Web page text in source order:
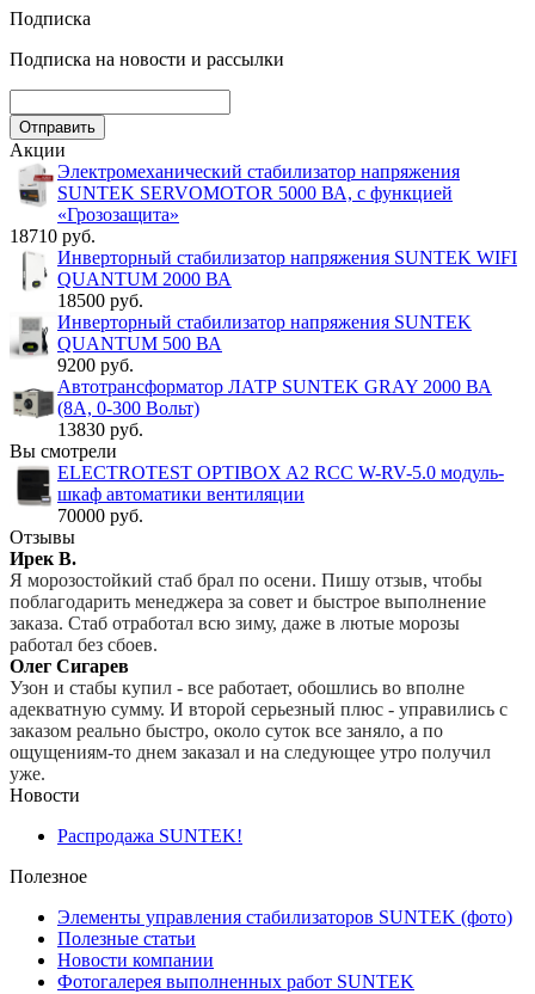
Подписка
Подписка на новости и рассылки
Акции
Электромеханический стабилизатор напряжения
SUNTEK SERVOMOTOR 5000 ВА, с функцией
«Грозозащита»
18710 руб.
Инверторный стабилизатор напряжения SUNTEK WIFI
QUANTUM 2000 ВА
18500 руб.
Инверторный стабилизатор напряжения SUNTEK
QUANTUM 500 ВА
9200 руб.
Автотрансформатор ЛАТР SUNTEK GRAY 2000 ВА
(8А, 0-300 Вольт)
13830 руб.
Вы смотрели
ELECTROTEST OPTIBOX A2 RCC W-RV-5.0 модуль-
шкаф автоматики вентиляции
70000 руб.
Отзывы
Ирек В.
Я морозостойкий стаб брал по осени. Пишу отзыв, чтобы
поблагодарить менеджера за совет и быстрое выполнение
заказа. Стаб отработал всю зиму, даже в лютые морозы
работал без сбоев.
Олег Сигарев
Узон и стабы купил - все работает, обошлись во вполне
адекватную сумму. И второй серьезный плюс - управились с
заказом реально быстро, около суток все заняло, а по
ощущениям-то днем заказал и на следующее утро получил
уже.
Новости
Распродажа SUNTEK!
Полезное
Элементы управления стабилизаторов SUNTEK (фото)
Полезные статьи
Новости компании
Фотогалерея выполненных работ SUNTEK